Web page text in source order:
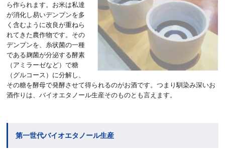
ら作られます。お米は私達
が消化し易いデンプンを多
く含むように改良が重ねら
れてきた農作物です。その
デンプンを、糸状菌の一種
である麹菌が分泌する酵素
（アミラーゼなど）で糖
（グルコース）に分解し、
その糖を酵母で発酵させて得られるのがお酒です。つまり馴染み深いお
酒作りは、バイオエタノール生産そのものとも言えます。
第一世代バイオエタノール生産